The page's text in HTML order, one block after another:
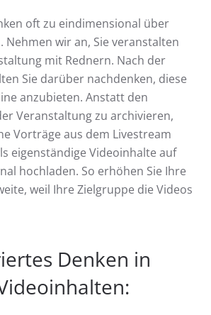
oft zu eindimensional über
Nehmen wir an, Sie veranstalten
mit Rednern. Nach der
Sie darüber nachdenken, diese
anzubieten. Anstatt den
Veranstaltung zu archivieren,
Vorträge aus dem Livestream
eigenständige Videoinhalte auf
hochladen. So erhöhen Sie Ihre
weil Ihre Zielgruppe die Videos
Denken in